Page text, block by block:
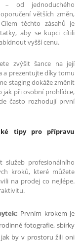
od jednoduchého
větších změn,
těchto zásahů je
aby se kupci cítili
vyšší cenu.
zvýšit šance na její
a prezentujte díky tomu
staging dokáže změnit
jak při osobní prohlídce,
často rozhodují první
tipy pro přípravu
služeb profesionálního
kroků, které můžete
na prodej co nejlépe.
Prvním krokem je
fotografie, sbírky
by v prostoru žili oni